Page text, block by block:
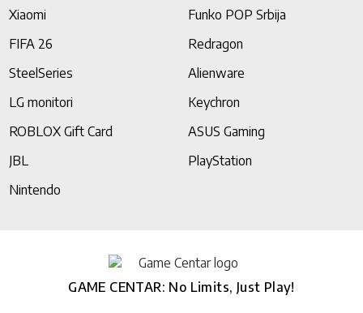
Xiaomi
Funko POP Srbija
FIFA 26
Redragon
SteelSeries
Alienware
LG monitori
Keychron
ROBLOX Gift Card
ASUS Gaming
JBL
PlayStation
Nintendo
GAME CENTAR: No Limits, Just Play!